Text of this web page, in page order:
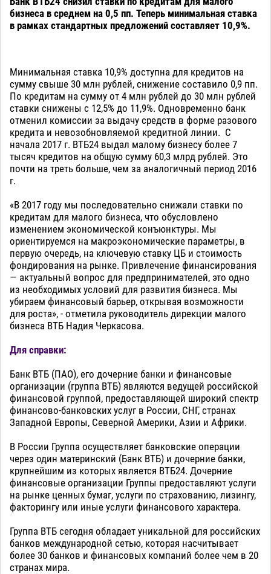
бизнеса в среднем на 0,5 пп. Теперь минимальная ставка
в рамках стандартных предложений составляет 10,9%.
Минимальная ставка 10,9% доступна для кредитов на
сумму свыше 30 млн рублей, снижение составило 0,9 пп.
По кредитам на сумму от 4 млн рублей до 30 млн рублей
ставки снижены с 12,5% до 11,9%. Одновременно банк
отменил комиссии за выдачу средств в форме разового
кредита и невозобновляемой кредитной линии. С
начала 2017 г. ВТБ24 выдал малому бизнесу более 7
тысяч кредитов на общую сумму 60,3 млрд рублей. Это
почти на треть больше, чем за аналогичный период 2016
г.
«В 2017 году мы последовательно снижали ставки по
кредитам для малого бизнеса, что обусловлено
изменением экономической конъюнктуры. Мы
ориентируемся на макроэкономические параметры, в
первую очередь, на ключевую ставку ЦБ и стоимость
фондирования на рынке. Привлечение финансирования
— актуальный вопрос для предпринимателей, это одно
из необходимых условий для развития бизнеса. Мы
убираем финансовый барьер, открывая возможности
для роста», - отметила руководитель дирекции малого
бизнеса ВТБ Надия Черкасова.
Для справки:
Банк ВТБ (ПАО), его дочерние банки и финансовые
организации (группа ВТБ) являются ведущей российской
финансовой группой, предоставляющей широкий спектр
финансово-банковских услуг в России, СНГ, странах
Западной Европы, Северной Америки, Азии и Африки.
В России Группа осуществляет банковские операции
через один материнский (Банк ВТБ) и дочерние банки,
крупнейшим из которых является ВТБ24. Дочерние
финансовые организации Группы предоставляют услуги
на рынке ценных бумаг, услуги по страхованию, лизингу,
факторингу или иные услуги финансового характера.
Группа ВТБ сегодня обладает уникальной для российских
банков международной сетью, которая насчитывает
более 30 банков и финансовых компаний более чем в 20
странах мира.